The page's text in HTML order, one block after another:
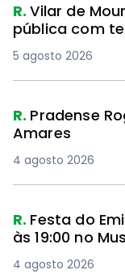
R.Vilar de
pública com
5 agosto 2026
R. Pradense
Amares
4 agosto 2026
R. Festa do
às 19:00 no
4 agosto 2026